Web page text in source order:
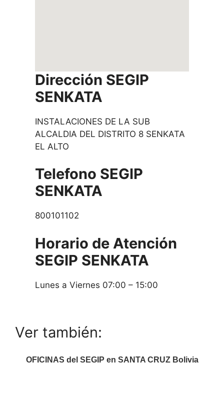
Dirección SEGIP
SENKATA
INSTALACIONES DE LA SUB
ALCALDIA DEL DISTRITO 8 SENKATA
EL ALTO
Telefono SEGIP
SENKATA
800101102
Horario de Atención
SEGIP SENKATA
Lunes a Viernes 07:00 – 15:00
Ver también:
OFICINAS del SEGIP en SANTA CRUZ Bolivia